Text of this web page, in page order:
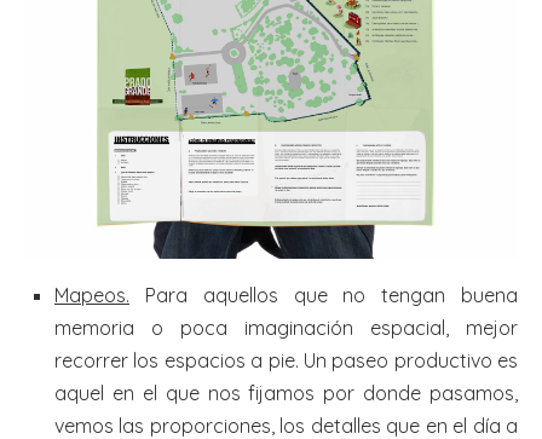
Mapeos. Para aquellos que no tengan buena
memoria o poca imaginación espacial, mejor
recorrer los espacios a pie. Un paseo productivo es
aquel en el que nos fijamos por donde pasamos,
vemos las proporciones, los detalles que en el día a